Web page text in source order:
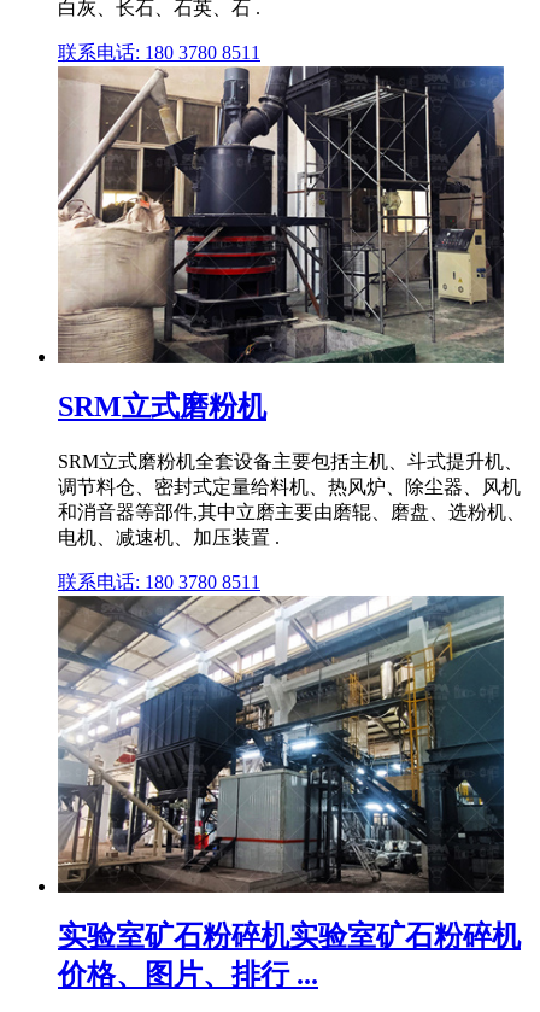
白灰、长石、石英、石 .
联系电话: 180 3780 8511
SRM立式磨粉机
SRM立式磨粉机全套设备主要包括主机、斗式提升机、
调节料仓、密封式定量给料机、热风炉、除尘器、风机
和消音器等部件,其中立磨主要由磨辊、磨盘、选粉机、
电机、减速机、加压装置 .
联系电话: 180 3780 8511
实验室矿石粉碎机实验室矿石粉碎机
价格、图片、排行 ...